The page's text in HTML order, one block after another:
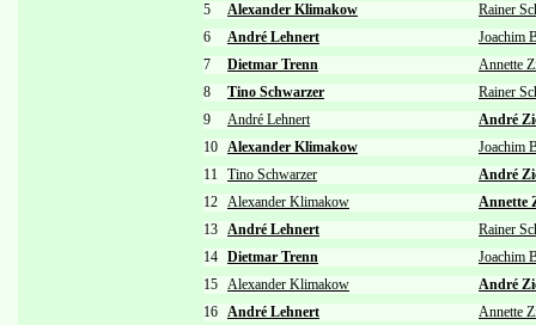
5
Alexander Klimakow
Rainer
6
André Lehnert
Joachim
7
Dietmar Trenn
Annette
8
Tino Schwarzer
Rainer
9
André Lehnert
André
10 Alexander Klimakow
Joachim
11 Tino Schwarzer
André
12 Alexander Klimakow
Annette
13 André Lehnert
Rainer
14 Dietmar Trenn
Joachim
15 Alexander Klimakow
André
16 André Lehnert
Annette